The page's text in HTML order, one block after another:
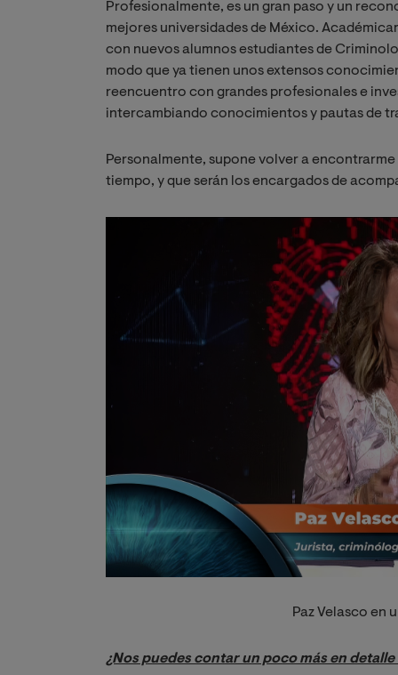
Profesionalmente, es un gran paso y un
mejores universidades de México.
con nuevos alumnos estudiantes de
modo que ya tienen unos extensos
reencuentro con grandes profesionales e
intercambiando conocimientos y pautas de
Personalmente, supone volver a
tiempo, y que serán los encargados de
Paz Velasco en
¿Nos puedes contar un poco más en